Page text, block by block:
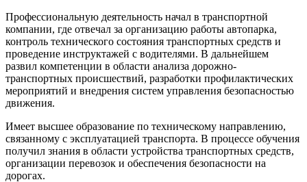
Профессиональную деятельность начал в транспортной
компании, где отвечал за организацию работы автопарка,
контроль технического состояния транспортных средств и
проведение инструктажей с водителями. В дальнейшем
развил компетенции в области анализа дорожно-
транспортных происшествий, разработки профилактических
мероприятий и внедрения систем управления безопасностью
движения.
Имеет высшее образование по техническому направлению,
связанному с эксплуатацией транспорта. В процессе обучения
получил знания в области устройства транспортных средств,
организации перевозок и обеспечения безопасности на
дорогах.